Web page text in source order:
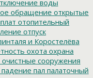
воды
обращение открытые
отопительный
отпуск
и Коростелёва
охота охрана
очистные сооружения
падение пал палаточный